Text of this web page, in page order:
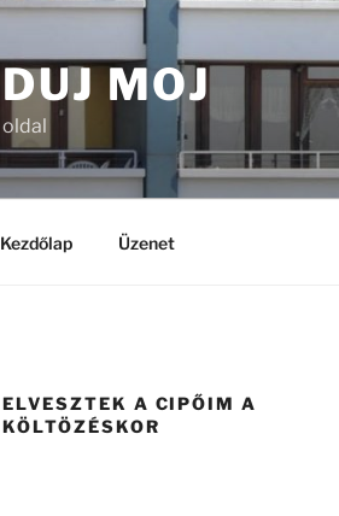
DUJ MOJ
oldal
Kezdőlap Üzenet
ELVESZTEK A CIPŐIM A
KÖLTÖZÉSKOR